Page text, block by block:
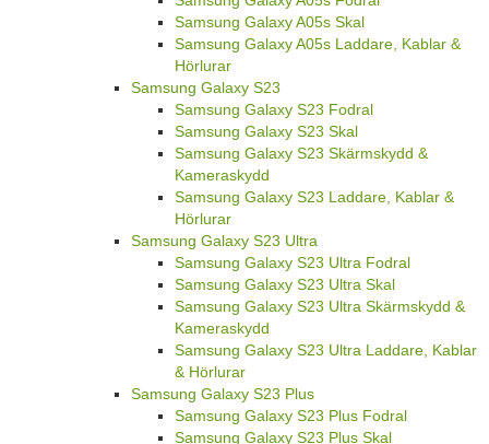
Samsung Galaxy A05s Skal
Samsung Galaxy A05s Laddare, Kablar &
Hörlurar
Samsung Galaxy S23
Samsung Galaxy S23 Fodral
Samsung Galaxy S23 Skal
Samsung Galaxy S23 Skärmskydd &
Kameraskydd
Samsung Galaxy S23 Laddare, Kablar &
Hörlurar
Samsung Galaxy S23 Ultra
Samsung Galaxy S23 Ultra Fodral
Samsung Galaxy S23 Ultra Skal
Samsung Galaxy S23 Ultra Skärmskydd &
Kameraskydd
Samsung Galaxy S23 Ultra Laddare, Kablar
& Hörlurar
Samsung Galaxy S23 Plus
Samsung Galaxy S23 Plus Fodral
Samsung Galaxy S23 Plus Skal